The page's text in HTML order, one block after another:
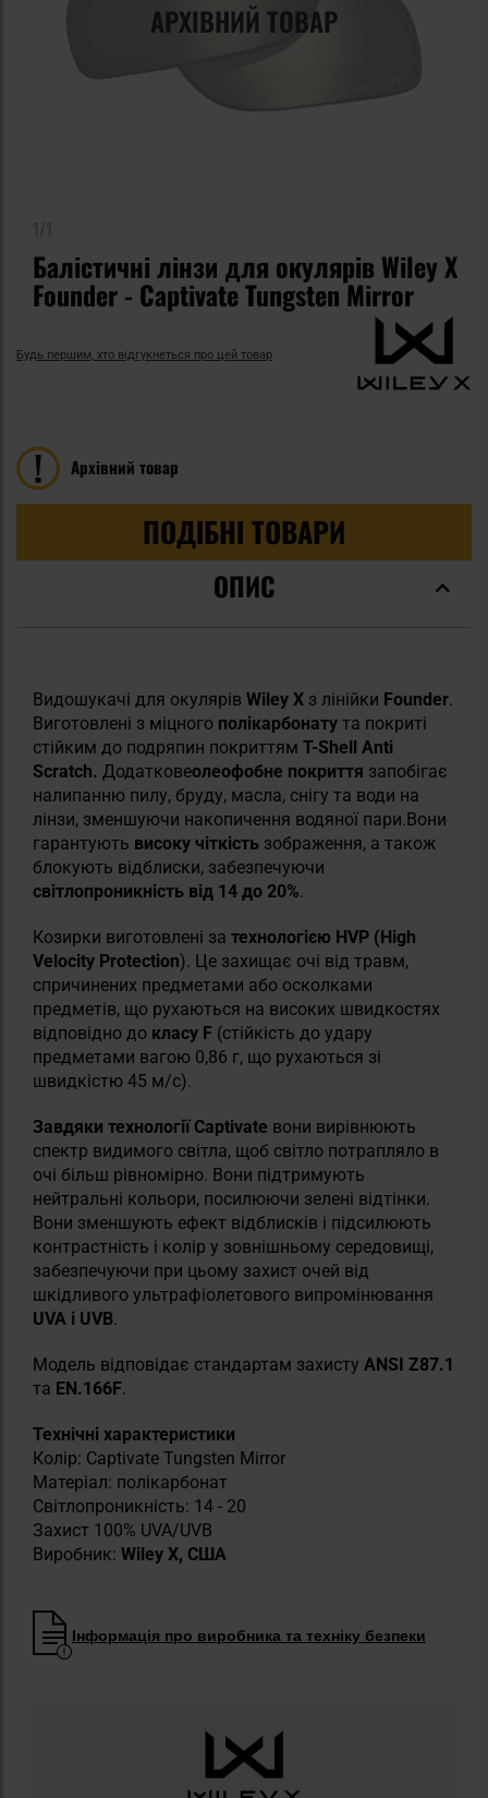
АРХІВНИЙ ТОВАР
Балістичні лінзи для окулярів Wiley X
Founder - Captivate Tungsten Mirror
Будь першим, хто відгукнеться про цей товар
Архівний товар
ПОДІБНІ ТОВАРИ
ОПИС
Видошукачі для окулярів Wiley X з лінійки Founder.
Виготовлені з міцного полікарбонату та покриті
стійким до подряпин покриттям T-Shell Anti
Scratch. Додатковеолеофобне покриття запобігає
налипанню пилу, бруду, масла, снігу та води на
лінзи, зменшуючи накопичення водяної пари.Вони
гарантують високу чіткість зображення, а також
блокують відблиски, забезпечуючи
світлопроникність від 14 до 20%.
Козирки виготовлені за технологією HVP (High
Velocity Protection). Це захищає очі від травм,
спричинених предметами або осколками
предметів, що рухаються на високих швидкостях
відповідно до класу F (стійкість до удару
предметами вагою 0,86 г, що рухаються зі
швидкістю 45 м/с).
Завдяки технології Captivate вони вирівнюють
спектр видимого світла, щоб світло потрапляло в
очі більш рівномірно. Вони підтримують
нейтральні кольори, посилюючи зелені відтінки.
Вони зменшують ефект відблисків і підсилюють
контрастність і колір у зовнішньому середовищі,
забезпечуючи при цьому захист очей від
шкідливого ультрафіолетового випромінювання
UVA і UVB.
Модель відповідає стандартам захисту ANSI Z87.1
та EN.166F.
Технічні характеристики
Колір: Captivate Tungsten Mirror
Матеріал: полікарбонат
Світлопроникність: 14 - 20
Захист 100% UVA/UVB
Виробник: Wiley X, США
Інформація про виробника та техніку безпеки